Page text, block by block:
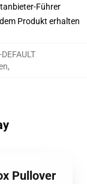
Führer
Produkt erhalten
,
Pullover